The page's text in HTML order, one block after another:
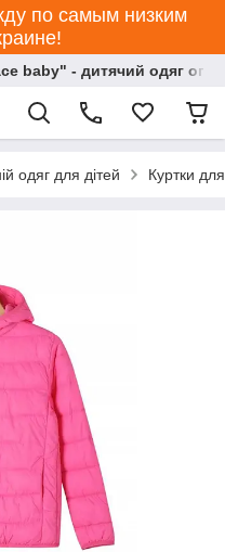
по самым низким
baby" - дитячий одяг
одяг для дітей Куртки для